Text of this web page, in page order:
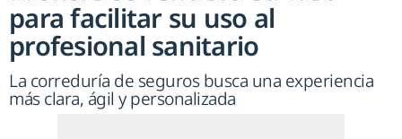
para facilitar su uso al
profesional sanitario
La correduría de seguros busca una experiencia
más clara, ágil y personalizada